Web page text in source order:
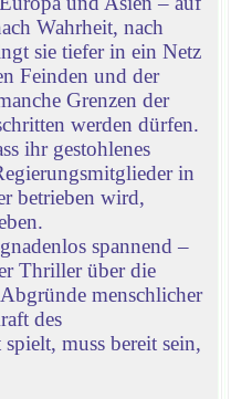
Wahrheit, nach
sie tiefer in ein Netz
Feinden und der
Grenzen der
werden dürfen.
ihr gestohlenes
in
betrieben wird,
spannend –
Thriller über die
menschlicher
des
muss bereit sein,